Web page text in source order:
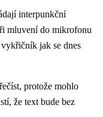
interpunkční
mluvení do mikrofonu
jak se dnes
protože mohlo
že text bude bez